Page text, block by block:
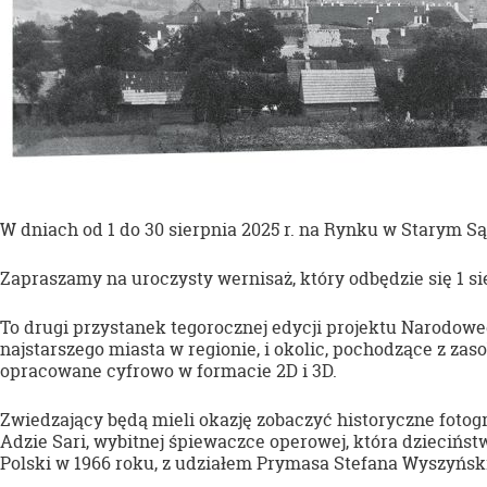
W dniach od 1 do 30 sierpnia 2025 r. na Rynku w Starym
Zapraszamy na uroczysty wernisaż, który odbędzie się 1
To drugi przystanek tegorocznej edycji projektu
najstarszego miasta w regionie, i okolic, pochodzące z
opracowane cyfrowo w formacie 2D i 3D.
Zwiedzający będą mieli okazję zobaczyć historyczne
Adzie Sari, wybitnej śpiewaczce operowej, która
Polski w 1966 roku, z udziałem Prymasa Stefana